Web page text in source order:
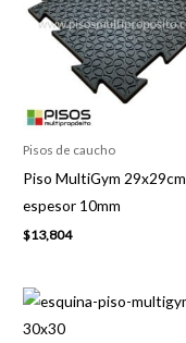
Pisos de caucho
Piso MultiGym 29x29cm
espesor 10mm
$13,804